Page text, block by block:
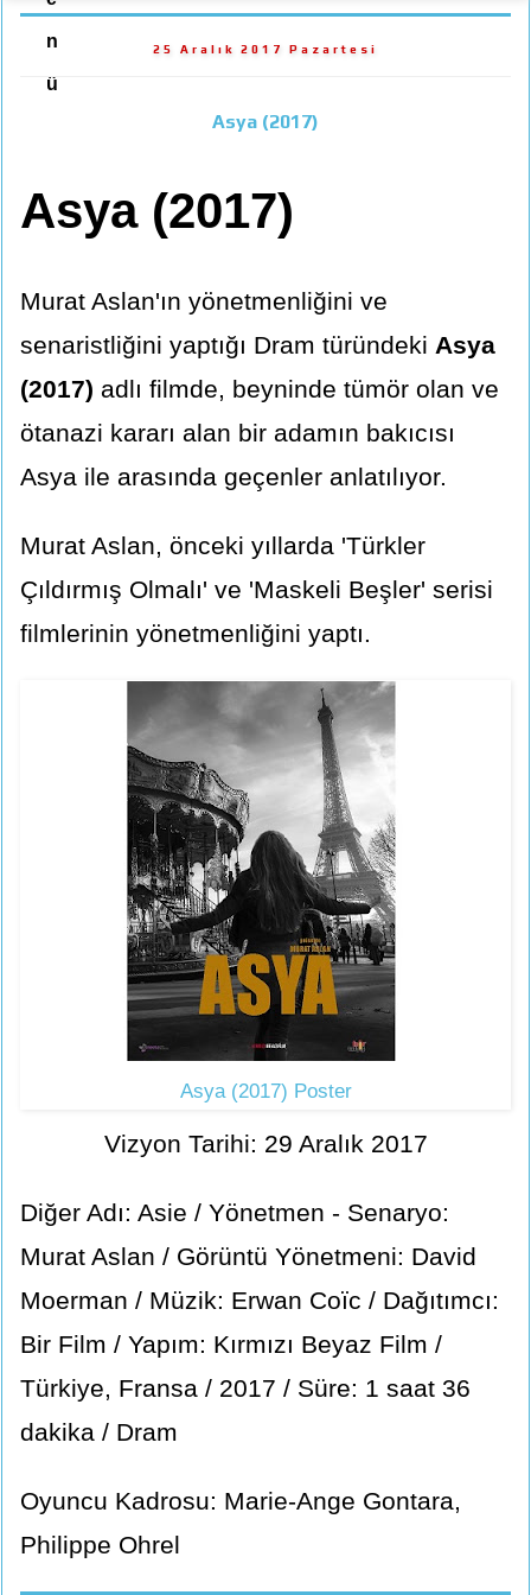
n
ü
25 Aralık 2017 Pazartesi
Asya (2017)
Asya (2017)
Murat Aslan'ın yönetmenliğini ve
senaristliğini yaptığı Dram türündeki Asya
(2017) adlı filmde, beyninde tümör olan ve
ötanazi kararı alan bir adamın bakıcısı
Asya ile arasında geçenler anlatılıyor.
Murat Aslan, önceki yıllarda 'Türkler
Çıldırmış Olmalı' ve 'Maskeli Beşler' serisi
filmlerinin yönetmenliğini yaptı.
Asya (2017) Poster
Vizyon Tarihi: 29 Aralık 2017
Diğer Adı: Asie / Yönetmen - Senaryo:
Murat Aslan / Görüntü Yönetmeni: David
Moerman / Müzik: Erwan Coïc / Dağıtımcı:
Bir Film / Yapım: Kırmızı Beyaz Film /
Türkiye, Fransa / 2017 / Süre: 1 saat 36
dakika / Dram
Oyuncu Kadrosu: Marie-Ange Gontara,
Philippe Ohrel